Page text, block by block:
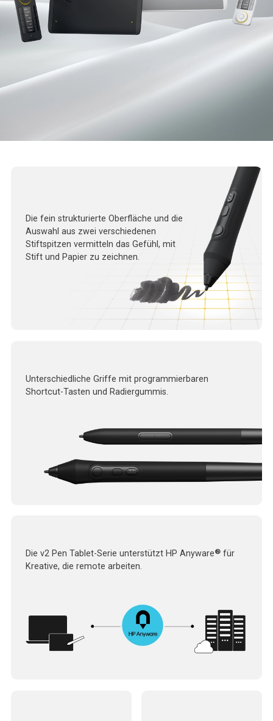
Die fein strukturierte Oberfläche und die
Auswahl aus zwei verschiedenen
Stiftspitzen vermitteln das Gefühl, mit
Stift und Papier zu zeichnen.
Unterschiedliche Griffe mit programmierbaren
Shortcut-Tasten und Radiergummis.
Die v2 Pen Tablet-Serie unterstützt HP Anyware® für
Kreative, die remote arbeiten.